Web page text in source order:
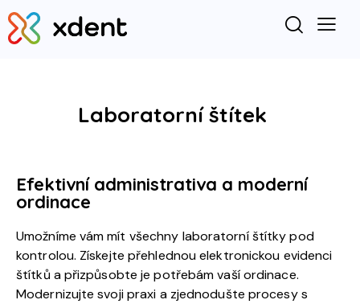
Laboratorní štítek
Efektivní administrativa a moderní
ordinace
Umožníme vám mít všechny laboratorní štítky pod
kontrolou. Získejte přehlednou elektronickou evidenci
štítků a přizpůsobte je potřebám vaší ordinace.
Modernizujte svoji praxi a zjednodušte procesy s